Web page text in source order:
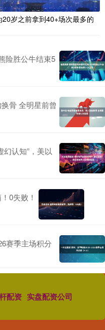
岁之前拿到40+场次最多的
险胜公牛结束5
骨 全明星前曾
幻认知”，美以
0失败！
赛季主场积分
配资 实盘配资公司